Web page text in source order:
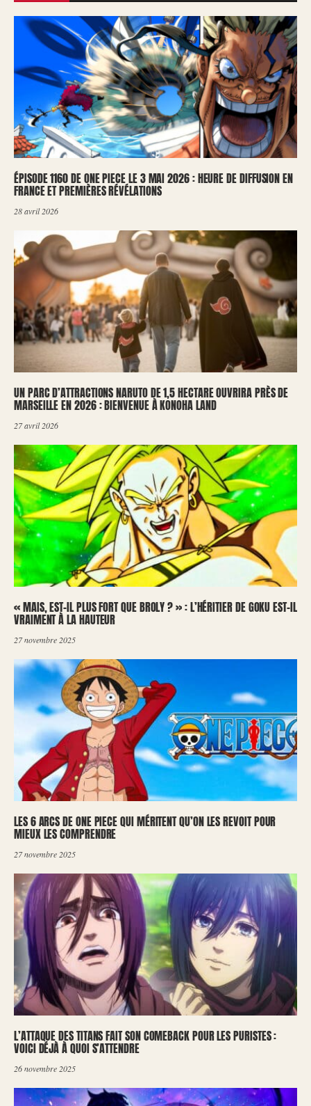
ÉPISODE 1160 DE ONE PIECE LE 3 MAI 2026 : HEURE DE DIFFUSION EN
FRANCE ET PREMIÈRES RÉVÉLATIONS
28 avril 2026
UN PARC D’ATTRACTIONS NARUTO DE 1,5 HECTARE OUVRIRA PRÈS DE
MARSEILLE EN 2026 : BIENVENUE À KONOHA LAND
27 avril 2026
« MAIS, EST-IL PLUS FORT QUE BROLY ? » : L’HÉRITIER DE GOKU EST-IL
VRAIMENT À LA HAUTEUR
27 novembre 2025
LES 6 ARCS DE ONE PIECE QUI MÉRITENT QU’ON LES REVOIT POUR
MIEUX LES COMPRENDRE
27 novembre 2025
L’ATTAQUE DES TITANS FAIT SON COMEBACK POUR LES PURISTES :
VOICI DÉJÀ À QUOI S’ATTENDRE
26 novembre 2025